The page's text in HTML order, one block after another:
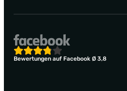
Bewertungen auf Facebook Ø 3,8